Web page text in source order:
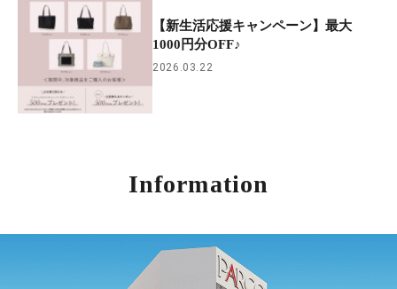
【新生活応援キャンペーン】最大
1000円分OFF♪
2026.03.22
Information